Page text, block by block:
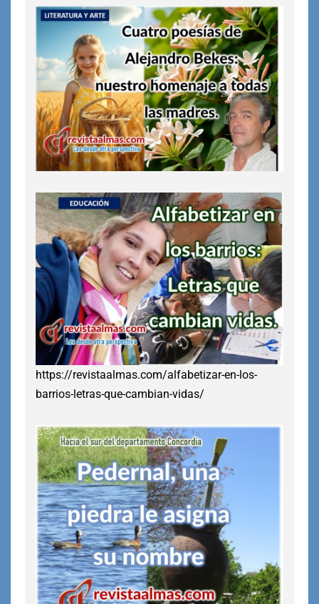
https://revistaalmas.com/alfabetizar-en-los-
barrios-letras-que-cambian-vidas/